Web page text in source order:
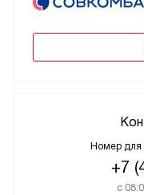
Номер для
+7
с